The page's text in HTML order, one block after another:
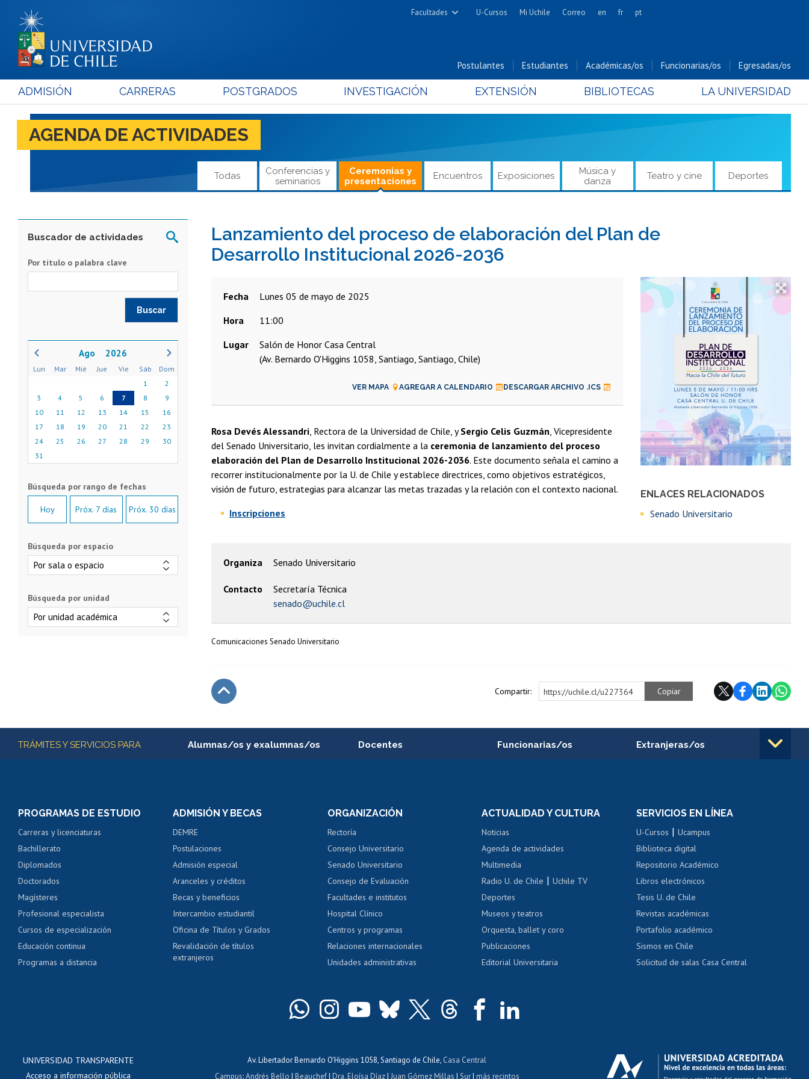
Facultades
Cs. Físicas y Matemáticas
Cs. Forestales y Conservación
Cs. Químicas y Farmacéuticas
Cs. Sociales
Cs. Veterinarias y Pecuarias
Comunicación e Imagen
Filosofía y Humanidades
Odontología
Estudios Avanzados en Educación
Estudios Internacionales
Alimentos
Hospital Clínico
U-Cursos Mi Uchile Correo en fr pt
Postulantes Estudiantes Académicas/os Funcionarias/os Egresadas/os
ADMISIÓN CARRERAS POSTGRADOS INVESTIGACIÓN EXTENSIÓN BIBLIOTECAS LA UNIVERSIDAD
AGENDA DE ACTIVIDADES
Todas
Conferencias y
seminarios
Ceremonias y
presentaciones
Encuentros Exposiciones
Música y
danza
Teatro y cine Deportes
Lanzamiento del proceso de elaboración del Plan de
Desarrollo Institucional 2026-2036
ENLACES RELACIONADOS
Senado Universitario
Fecha
lunes 05 de mayo de 2025
Hora
11:00
Lugar
Salón de Honor Casa Central
(Av. Bernardo O'Higgins 1058, Santiago, Santiago, Chile)
VER MAPA AGREGAR A CALENDARIO DESCARGAR ARCHIVO .ICS
Rosa Devés Alessandri , Rectora de la Universidad de Chile, ySergio Celis Guzmán , Vicepresidente
del Senado Universitario, les invitan cordialmente a la ceremonia de lanzamiento del proceso
elaboración del Plan de Desarrollo Institucional 2026-2036. Este documento señala el camino a
recorrer institucionalmente por la U. de Chile y establece directrices, como objetivos estratégicos,
visión de futuro, estrategias para alcanzar las metas trazadas y la relación con el contexto nacional.
Inscripciones
Organiza Senado Universitario
Contacto
Secretaría Técnica
senado@uchile.cl
Comunicaciones Senado Universitario
Compartir: https://uchile.cl/u227364 Copiar
Buscador de actividades
Por título o palabra clave
2026
Lun Mar Mié Jue Vie Sáb
Dom
1
2
3
4 5 6 7 8
9
10
11 12 13 14 15
16
17
18 19 20 21 22
23
24
25 26 27 28 29
30
31
Hoy Próx. 7 días Próx. 30 días
Búsqueda por espacio
Búsqueda por unidad
Más información
TRÁMITES Y SERVICIOS PARA Alumnas/os y exalumnas/os
Servicio médico y dental
Pago de arancel y crédito alumnos
Pago de arancel y crédito exalumnos
Certificado de títulos y grados
Docentes
Perfeccionamiento
Evaluación docente
Calificación académica
Postulación al AUCAI
Funcionarias/os
Portal de movilidad interna
Certificado de renta
Certificado de renta
Extranjeras/os
Cursos de español
Mi Uchile Ayuda tecnológica Tarjeta TUI Acoso laboral, sexual y violencia Denuncias administrativas
PROGRAMAS DE ESTUDIO
Carreras y licenciaturas
Bachillerato
Diplomados
Doctorados
Magísteres
Profesional especialista
Cursos de especialización
Educación continua
Programas a distancia
ADMISIÓN Y BECAS
DEMRE
Postulaciones
Admisión especial
Aranceles y créditos
Becas y beneficios
Intercambio estudiantil
Oficina de Títulos y Grados
Revalidación de títulos
extranjeros
ORGANIZACIÓN
Rectoría
Consejo Universitario
Senado Universitario
Consejo de Evaluación
Facultades e institutos
Hospital Clínico
Centros y programas
Relaciones internacionales
Unidades administrativas
ACTUALIDAD Y CULTURA
Noticias
Agenda de actividades
Multimedia
Radio U. de Chile |Uchile TV
Deportes
Museos y teatros
Orquesta, ballet y coro
Publicaciones
Editorial Universitaria
SERVICIOS EN LÍNEA
U-Cursos |Ucampus
Biblioteca digital
Repositorio Académico
Libros electrónicos
Tesis U. de Chile
Revistas académicas
Portafolio académico
Sismos en Chile
Solicitud de salas Casa Central
UNIVERSIDAD TRANSPARENTE
Acceso a información pública
Av. Libertador Bernardo O'Higgins 1058, Santiago de Chile, Casa Central
Campus:Andrés Bello | Beauchef| Dra. Eloísa Díaz| Juan Gómez Millas | Sur| más recintos